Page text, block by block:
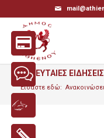
ΤΕΛΕΥΤΑΙΕΣ ΕΙΔΗΣΕΙΣ
Είσαστε εδώ: